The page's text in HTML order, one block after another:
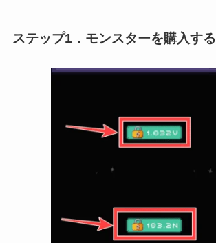
ステップ1．モンスターを購入する